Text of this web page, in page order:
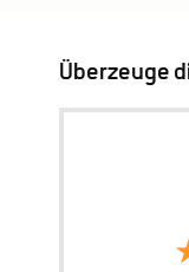
Überzeuge